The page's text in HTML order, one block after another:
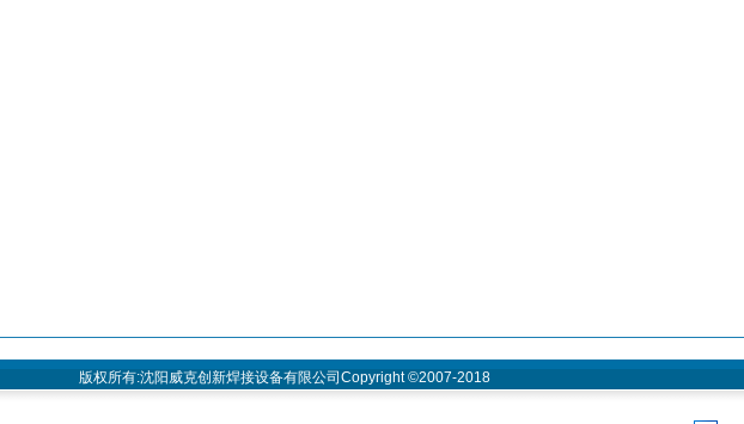
版权所有:沈阳威克创新焊接设备有限公司Copyright ©2007-2018